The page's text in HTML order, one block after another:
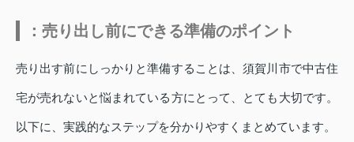
：売り出し前にできる準備のポイント
売り出す前にしっかりと準備することは、須賀川市で中古住
宅が売れないと悩まれている方にとって、とても大切です。
以下に、実践的なステップを分かりやすくまとめています。